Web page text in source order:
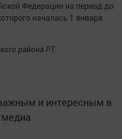
Федерации на период до
началась 1 января
района РТ.
и интересным в